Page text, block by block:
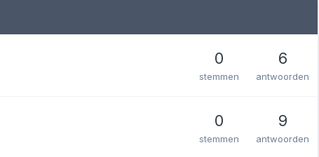
0
stemmen
6
antwoorden
0
stemmen
9
antwoorden